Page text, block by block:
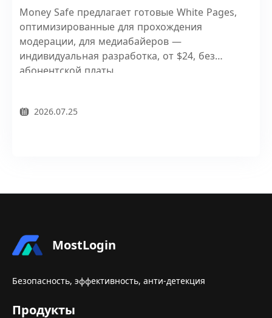
Money Safe предлагает готовые White Pages,
оптимизированные для прохождения
модерации, для медиабайеров —
индивидуальная разработка, от $24, без
абонентской платы.
2026.07.25
MostLogin
Безопасность, эффективность, анти-детекция
Продукты